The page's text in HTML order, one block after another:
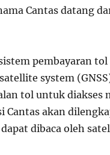
Cantas datang
pembayaran
system
tol untuk diakses
Cantas akan
dibaca oleh